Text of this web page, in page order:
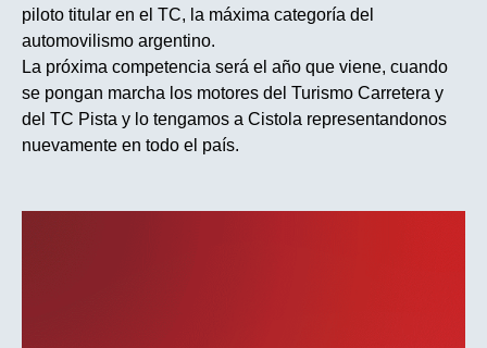
piloto titular en el TC, la máxima categoría del
automovilismo argentino.
La próxima competencia será el año que viene, cuando
se pongan marcha los motores del Turismo Carretera y
del TC Pista y lo tengamos a Cistola representandonos
nuevamente en todo el país.